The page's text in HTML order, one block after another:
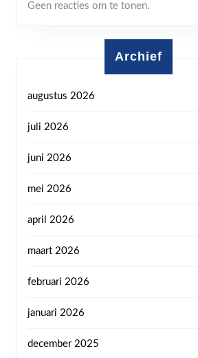
Geen reacties om te tonen.
Archief
augustus 2026
juli 2026
juni 2026
mei 2026
april 2026
maart 2026
februari 2026
januari 2026
december 2025